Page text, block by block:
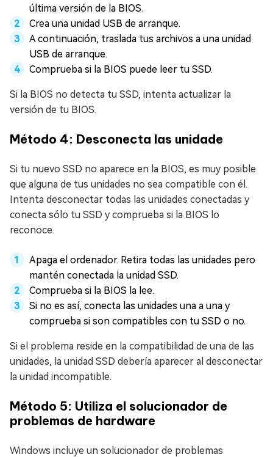
última versión de la BIOS.
Crea una unidad USB de arranque.
A continuación, traslada tus archivos a una unidad
USB de arranque.
Comprueba si la BIOS puede leer tu SSD.
Si la BIOS no detecta tu SSD, intenta actualizar la
versión de tu BIOS.
Método 4: Desconecta las unidade
Si tu nuevo SSD no aparece en la BIOS, es muy posible
que alguna de tus unidades no sea compatible con él.
Intenta desconectar todas las unidades conectadas y
conecta sólo tu SSD y comprueba si la BIOS lo
reconoce.
Apaga el ordenador. Retira todas las unidades pero
mantén conectada la unidad SSD.
Comprueba si la BIOS la lee.
Si no es así, conecta las unidades una a una y
comprueba si son compatibles con tu SSD o no.
Si el problema reside en la compatibilidad de una de las
unidades, la unidad SSD debería aparecer al desconectar
la unidad incompatible.
Método 5: Utiliza el solucionador de
problemas de hardware
Windows incluye un solucionador de problemas